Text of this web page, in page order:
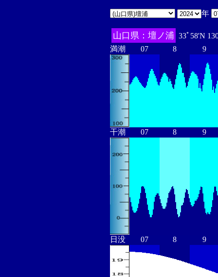
年
山口県：壇ノ浦 33ﾟ58'N
満潮
07 8 9
干潮 07 8 9
日没 07 8 9